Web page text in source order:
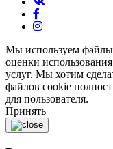
Мы используем файлы
оценки
услуг. Мы хотим
файлов cookie
для пользователя.
Принять